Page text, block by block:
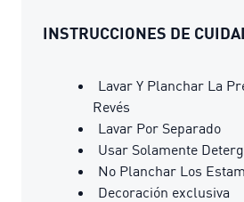
INSTRUCCIONES DE
Lavar Y Planchar La
Revés
Lavar Por Separado
Usar Solamente
No Planchar Los
Decoración exclusiva